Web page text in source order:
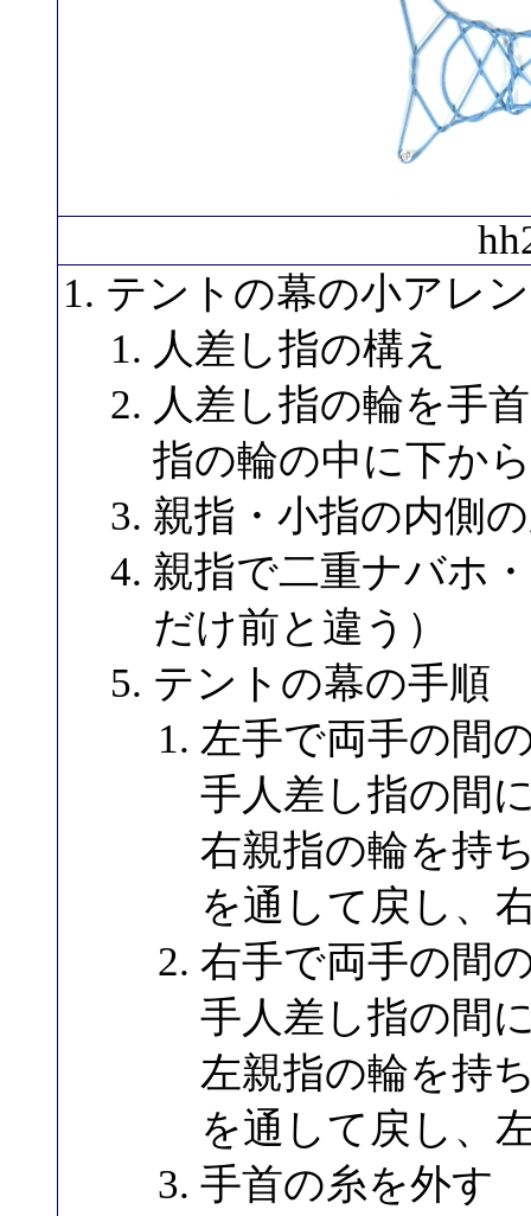
テントの幕の小アレ
人差し指の構え
人差し指の輪を手
指の輪の中に下か
親指・小指の内側
親指で二重ナバ
だけ前と違う）
テントの幕の手順
左手で両手の間
手人差し指の間
右親指の輪を持
を通して戻し、
右手で両手の間
手人差し指の間
左親指の輪を持
を通して戻し、
手首の糸を外す